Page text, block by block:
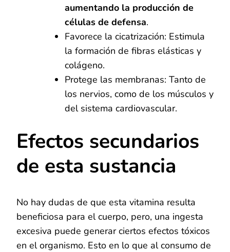
aumentando la producción de
células de defensa.
Favorece la cicatrización: Estimula
la formación de fibras elásticas y
colágeno.
Protege las membranas: Tanto de
los nervios, como de los músculos y
del sistema cardiovascular.
Efectos secundarios
de esta sustancia
No hay dudas de que esta vitamina resulta
beneficiosa para el cuerpo, pero, una ingesta
excesiva puede generar ciertos efectos tóxicos
en el organismo. Esto en lo que al consumo de